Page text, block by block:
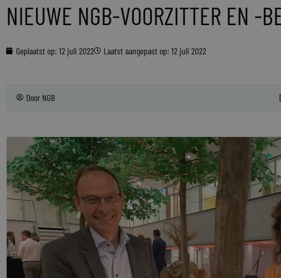
NIEUWE NGB-VOORZITTER EN -
Geplaatst op: 12 juli 2022 Laatst aangepast op: 12 juli 2022
Door NGB